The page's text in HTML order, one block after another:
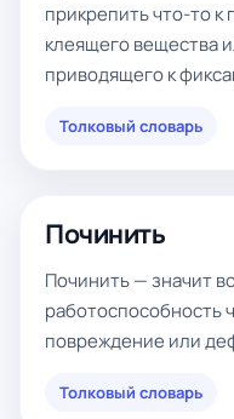
прикрепить что-то
клеящего вещества
приводящего к
Толковый словарь
Починить
Починить — значит
работоспособность
повреждение или
Толковый словарь